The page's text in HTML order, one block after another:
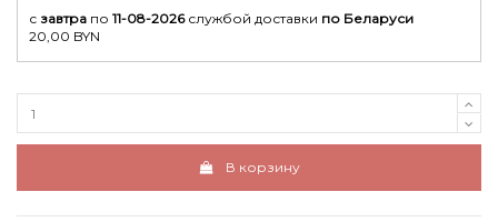
с завтра по 11-08-2026службой доставки по Беларуси
20,00 BYN
В корзину